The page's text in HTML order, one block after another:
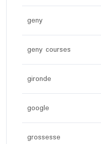
geny
geny courses
gironde
google
grossesse